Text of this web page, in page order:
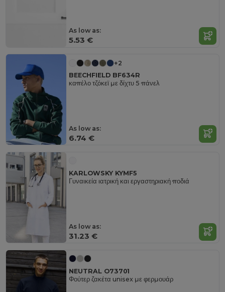
As low as:
5.53 €
+2
BEECHFIELD BF634R
καπέλο τζόκεϊ με δίχτυ 5 πάνελ
As low as:
6.74 €
KARLOWSKY KYMF5
Γυναικεία ιατρική και εργαστηριακή ποδιά
As low as:
31.23 €
NEUTRAL O73701
Φούτερ ζακέτα unisex με φερμουάρ